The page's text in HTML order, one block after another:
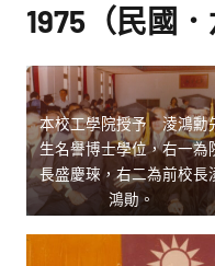
1975（民國．
本校工學院授予 淩鴻勳
生名譽博士學位，右一為
長盛慶琜，右二為前校長
鴻勛。